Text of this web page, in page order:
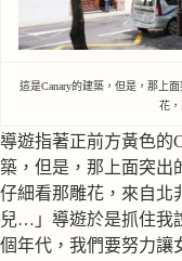
這是Canary的建築，但是，那上
花
導遊指著正前方黃色的
築，但是，那上面突出
仔細看那雕花，來自北
兒…」導遊於是抓住我
個年代，我們要努力讓